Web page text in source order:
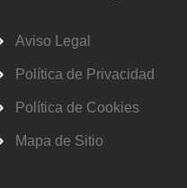
Aviso Legal
Política de Privacidad
Política de Cookies
Mapa de Sitio